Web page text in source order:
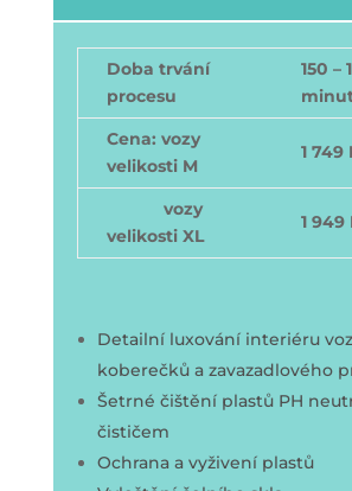
Doba trvání
procesu
150 –
Cena: vozy
velikosti M
1 749
vozy
velikosti XL
1 949
Detailní luxování interiéru
koberečků a zavazadlového
Šetrné čištění plastů PH
čističem
Ochrana a vyživení plastů